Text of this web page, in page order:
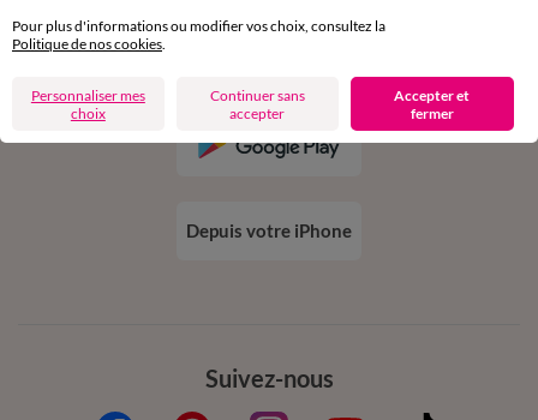
Suivez-nous
Téléchargez l’application
Depuis votre iPhone
Pour plus d'informations ou modifier vos choix, consultez la
Politique de nos cookies.
Personnaliser mes
choix
Continuer sans
accepter
Accepter et
fermer